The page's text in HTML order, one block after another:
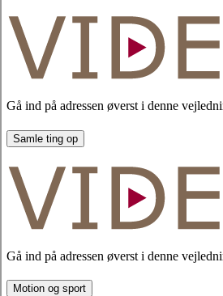
Gå ind på adressen øverst i denne
Samle ting op
Gå ind på adressen øverst i denne
Motion og sport